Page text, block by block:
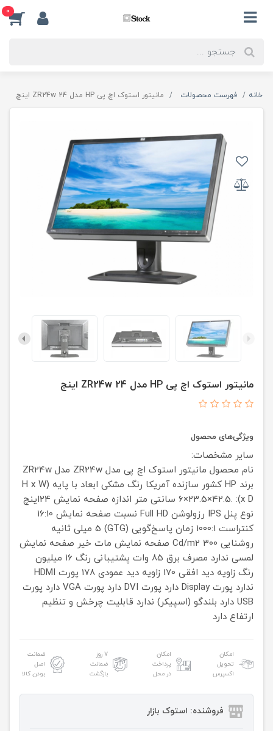
0
خانه فهرست محصولات مانیتور استوک اچ پی HP مدل ZR24w 24 اینچ
مانیتور استوک اچ پی HP مدل ZR24w 24 اینچ
ویژگی‌های محصول
سایر مشخصات:
نام محصول مانیتور استوک اچ پی مدل ZR24w مدل ZR24w
برند HP کشور سازنده آمریکا رنگ مشکی
ابعاد با پایه (H x W
x D):
.6×23.5×42.5 سانتی متر اندازه صفحه نمایش 24اینچ
نوع پنل IPS رزولوشن Full HD نسبت صفحه نمایش 16:10
کنتراست 1000:1 زمان پاسخ‌گویی (GTG)
5 میلی ثانیه
روشنایی Cd/m2 300 صفحه نمایش مات خیر صفحه نمایش
لمسی ندارد مصرف برق 85 وات پشتیبانی رنگ
16 میلیون
رنگ زاویه دید افقی 170 زاویه دید عمودی 178 پورت HDMI
ندارد پورت Display دارد پورت DVI دارد پورت VGA دارد پورت
USB دارد بلندگو (اسپیکر) ندارد قابلیت چرخش و تنظیم
ارتفاع دارد
امکان
تحویل
اکسپرس
امکان
پرداخت
در محل
۷ روز
ضمانت
بازگشت
ضمانت
اصل
بودن کالا
فروشنده: استوک بازار